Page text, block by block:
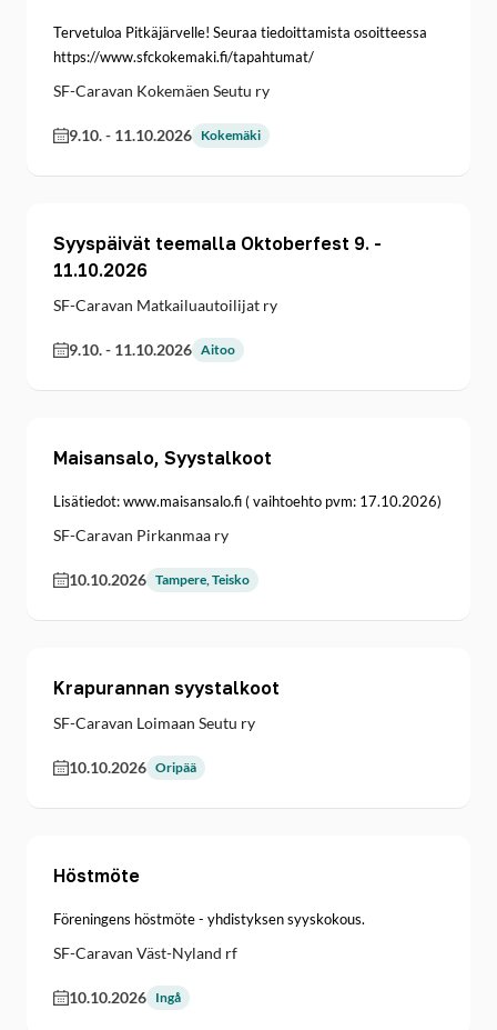
Tervetuloa Pitkäjärvelle! Seuraa tiedoittamista osoitteessa
https://www.sfckokemaki.fi/tapahtumat/
SF-Caravan Kokemäen Seutu ry
9.10.- 11.10.2026 Kokemäki
Syyspäivät teemalla Oktoberfest 9. -
11.10.2026
SF-Caravan Matkailuautoilijat ry
9.10.- 11.10.2026 Aitoo
Maisansalo, Syystalkoot
Lisätiedot: www.maisansalo.fi ( vaihtoehto pvm: 17.10.2026)
SF-Caravan Pirkanmaa ry
10.10.2026 Tampere, Teisko
Krapurannan syystalkoot
SF-Caravan Loimaan Seutu ry
10.10.2026 Oripää
Höstmöte
Föreningens höstmöte - yhdistyksen syyskokous.
SF-Caravan Väst-Nyland rf
10.10.2026 Ingå